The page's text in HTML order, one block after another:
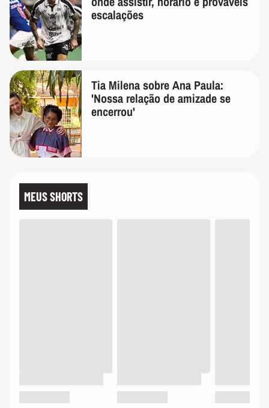
escalações
Tia Milena sobre Ana Paula:
'Nossa relação de amizade se
encerrou'
MEUS SHORTS